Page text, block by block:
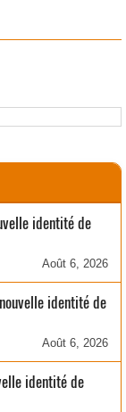
identité de
Août 6, 2026
identité de
Août 6, 2026
identité de